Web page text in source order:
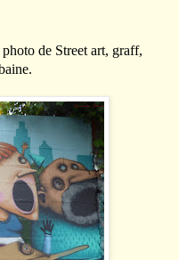
de Street art, graff,